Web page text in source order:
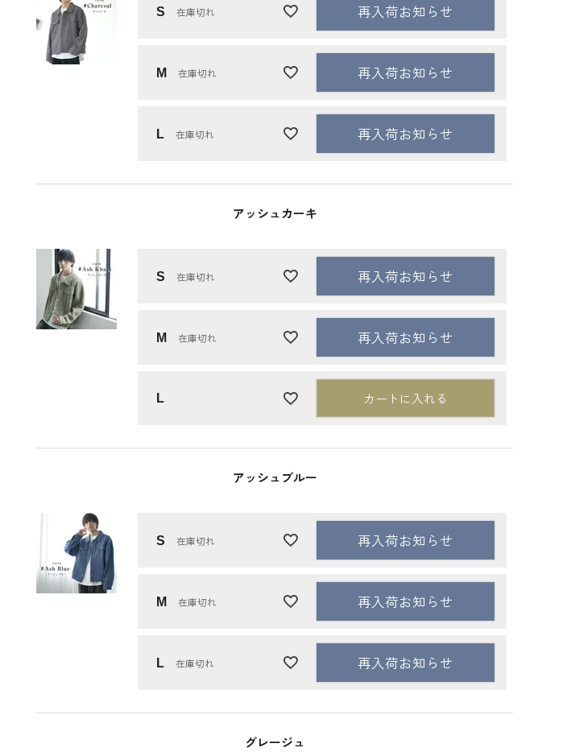
S 在庫切れ 再入荷お知らせ
M 在庫切れ 再入荷お知らせ
L 在庫切れ 再入荷お知らせ
アッシュカーキ
S 在庫切れ 再入荷お知らせ
M 在庫切れ 再入荷お知らせ
L カートに入れる
アッシュブルー
S 在庫切れ 再入荷お知らせ
M 在庫切れ 再入荷お知らせ
L 在庫切れ 再入荷お知らせ
グレージュ